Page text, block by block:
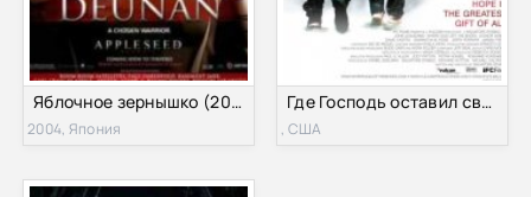
Яблочное зернышко (2004)
2004, Япония
Где Господь оставил свои ботинки (2007)
, США